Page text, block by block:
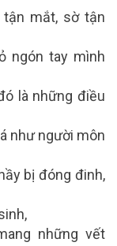
mắt, sờ tận
ngón tay mình
là những điều
như người môn
bị đóng đinh,
những vết